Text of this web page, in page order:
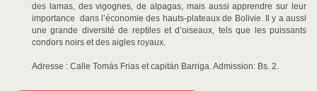
des lamas, des vigognes, de alpagas, mais aussi apprendre sur leur
importance dans l’économie des hauts-plateaux de Bolivie. Il y a aussi
une grande diversité de reptiles et d’oiseaux, tels que les puissants
condors noirs et des aigles royaux.
Adresse : Calle Tomás Frias et capitán Barriga. Admission: Bs. 2.